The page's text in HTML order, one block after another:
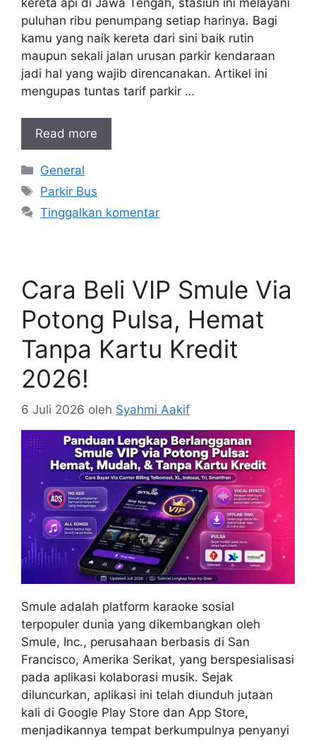
puluhan ribu penumpang setiap harinya. Bagi
kamu yang naik kereta dari sini baik rutin
maupun sekali jalan urusan parkir kendaraan
jadi hal yang wajib direncanakan. Artikel ini
mengupas tuntas tarif parkir …
Read more
Kategori
General
Tag
Parkir Bus
Tinggalkan komentar
Cara Beli VIP Smule Via
Potong Pulsa, Hemat
Tanpa Kartu Kredit
2026!
6 Juli 2026 oleh Syahmi Aakif
Smule adalah platform karaoke sosial
terpopuler dunia yang dikembangkan oleh
Smule, Inc., perusahaan berbasis di San
Francisco, Amerika Serikat, yang berspesialisasi
pada aplikasi kolaborasi musik. Sejak
diluncurkan, aplikasi ini telah diunduh jutaan
kali di Google Play Store dan App Store,
menjadikannya tempat berkumpulnya penyanyi